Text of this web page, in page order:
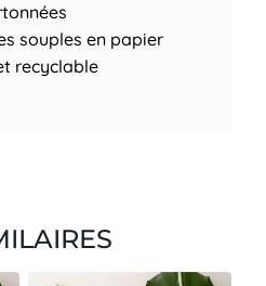
souples en papier
recyclable